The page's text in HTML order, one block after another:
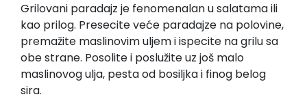
Grilovani paradajz je fenomenalan u salatama ili
kao prilog. Presecite veće paradajze na polovine,
premažite maslinovim uljem i ispecite na grilu sa
obe strane. Posolite i poslužite uz još malo
maslinovog ulja, pesta od bosiljka i finog belog
sira.